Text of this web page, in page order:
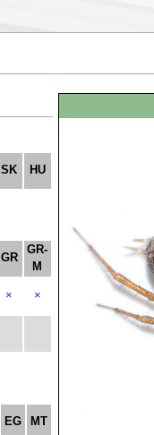
SK HU
GR
GR-
M
× ×
EG MT